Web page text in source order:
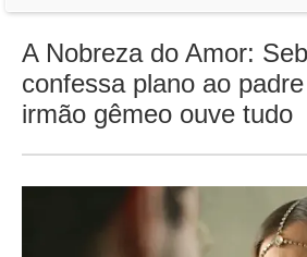
A Nobreza do Amor:
confessa plano ao
irmão gêmeo ouve tudo